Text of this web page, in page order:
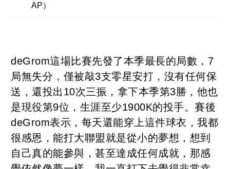
AP）
deGrom這場比賽先發了本季最長的局數，7
局無失分，僅被敲3支零星安打，沒有任何保
送，還投出10次三振，拿下本季第3勝，他也
是現役第9位，生涯至少1900K的投手。賽後
deGrom表示，每天還能穿上這件球衣，我都
很感恩，能打大聯盟就是從小的夢想，想到
自己真的能參與，甚至達成任何成就，那感